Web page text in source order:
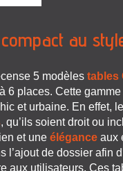
compact au
5 modèles tables
6 places. Cette gamme
et urbaine. En effet,
, qu’ils soient droit ou
et une élégance aux
l’ajout de dossier afin
aux utilisateurs. Ces